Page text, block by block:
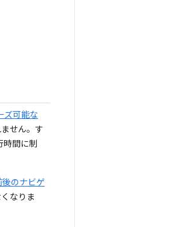
ズ可能な
せん。す
時間に制
後のナビゲ
なりま